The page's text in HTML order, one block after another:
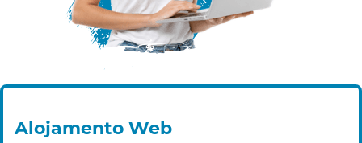
Alojamento Web